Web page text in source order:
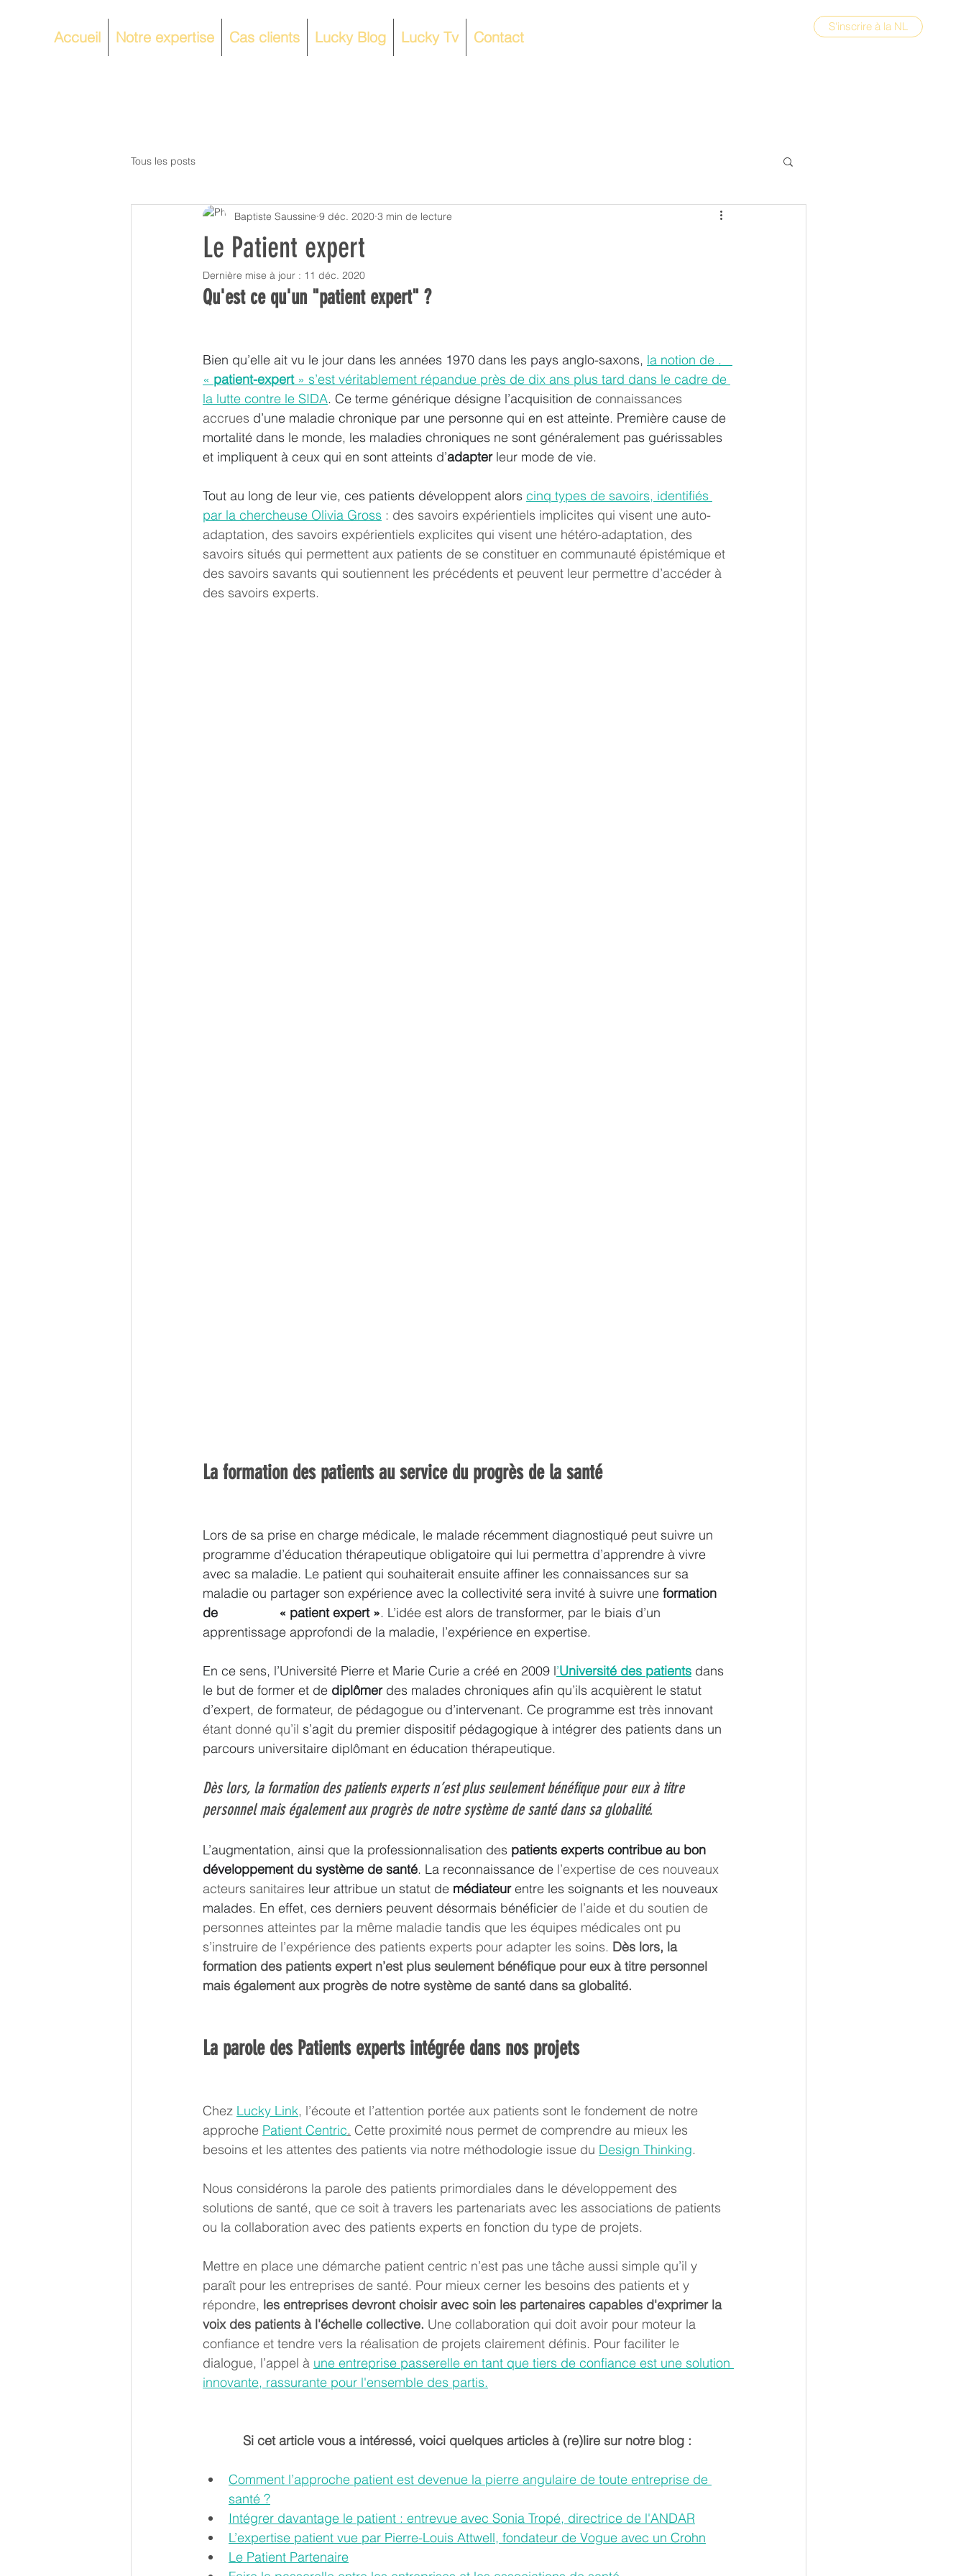
Accueil Notre expertise Cas clients Lucky Blog Lucky Tv Contact
S'inscrire à la NL
Tous les posts
Le Patient expert
Baptiste Saussine 9 déc. 2020 3 min de lecture
Dernière mise à jour : 11 déc. 2020
Qu'est ce qu'un "patient expert" ?
Bien qu’elle ait vu le jour dans les années 1970 dans les pays anglo-saxons, la notion de .
« patient-expert » s’est véritablement répandue près de dix ans plus tard dans le cadre de
la lutte contre le SIDA. Ce terme générique désigne l’acquisition de connaissances
accrues d’une maladie chronique par une personne qui en est atteinte. Première cause de
mortalité dans le monde, les maladies chroniques ne sont généralement pas guérissables
et impliquent à ceux qui en sont atteints d’adapter leur mode de vie.
Tout au long de leur vie, ces patients développent alors cinq types de savoirs, identifiés
par la chercheuse Olivia Gross : des savoirs expérientiels implicites qui visent une auto-
adaptation, des savoirs expérientiels explicites qui visent une hétéro-adaptation, des
savoirs situés qui permettent aux patients de se constituer en communauté épistémique et
des savoirs savants qui soutiennent les précédents et peuvent leur permettre d’accéder à
des savoirs experts.
La formation des patients au service du progrès de la santé
Lors de sa prise en charge médicale, le malade récemment diagnostiqué peut suivre un
programme d’éducation thérapeutique obligatoire qui lui permettra d’apprendre à vivre
avec sa maladie. Le patient qui souhaiterait ensuite affiner les connaissances sur sa
maladie ou partager son expérience avec la collectivité sera invité à suivre une formation
de                 « patient expert ». L’idée est alors de transformer, par le biais d’un
apprentissage approfondi de la maladie, l’expérience en expertise.
En ce sens, l’Université Pierre et Marie Curie a créé en 2009 l’Université des patients dans
le but de former et de diplômer des malades chroniques afin qu’ils acquièrent le statut
d’expert, de formateur, de pédagogue ou d’intervenant. Ce programme est très innovant
étant donné qu’il s’agit du premier dispositif pédagogique à intégrer des patients dans un
parcours universitaire diplômant en éducation thérapeutique.
Dès lors, la formation des patients experts n’est plus seulement bénéfique pour eux à titre
personnel mais également aux progrès de notre système de santé dans sa globalité.
L’augmentation, ainsi que la professionnalisation des patients experts contribue au bon
développement du système de santé. La reconnaissance de l’expertise de ces nouveaux
acteurs sanitaires leur attribue un statut de médiateur entre les soignants et les nouveaux
malades. En effet, ces derniers peuvent désormais bénéficier de l’aide et du soutien de
personnes atteintes par la même maladie tandis que les équipes médicales ont pu
s’instruire de l’expérience des patients experts pour adapter les soins. Dès lors, la
formation des patients expert n’est plus seulement bénéfique pour eux à titre personnel
mais également aux progrès de notre système de santé dans sa globalité.
La parole des Patients experts intégrée dans nos projets
Chez Lucky Link, l’écoute et l’attention portée aux patients sont le fondement de notre
approche Patient Centric. Cette proximité nous permet de comprendre au mieux les
besoins et les attentes des patients via notre méthodologie issue du Design Thinking.
Nous considérons la parole des patients primordiales dans le développement des
solutions de santé, que ce soit à travers les partenariats avec les associations de patients
ou la collaboration avec des patients experts en fonction du type de projets.
Mettre en place une démarche patient centric n’est pas une tâche aussi simple qu’il y
paraît pour les entreprises de santé. Pour mieux cerner les besoins des patients et y
répondre, les entreprises devront choisir avec soin les partenaires capables d'exprimer la
voix des patients à l'échelle collective. Une collaboration qui doit avoir pour moteur la
confiance et tendre vers la réalisation de projets clairement définis. Pour faciliter le
dialogue, l’appel à une entreprise passerelle en tant que tiers de confiance est une solution
innovante, rassurante pour l'ensemble des partis.
Si cet article vous a intéressé, voici quelques articles à (re)lire sur notre blog :
Comment l’approche patient est devenue la pierre angulaire de toute entreprise de
santé ?
Intégrer davantage le patient : entrevue avec Sonia Tropé, directrice de l'ANDAR
L’expertise patient vue par Pierre-Louis Attwell, fondateur de Vogue avec un Crohn
Le Patient Partenaire